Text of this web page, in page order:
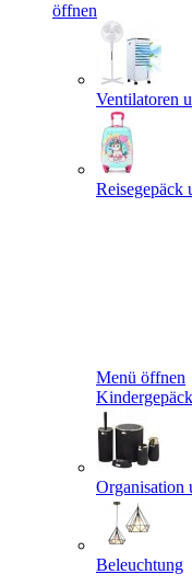
öffnen
Ventilatoren
Reisegepäck
Menü öffnen
Kindergepäck
Organisation
Beleuchtung